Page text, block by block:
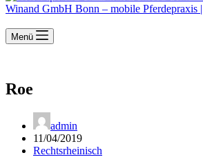
Menü
Roe
admin
11/04/2019
Rechtsrheinisch